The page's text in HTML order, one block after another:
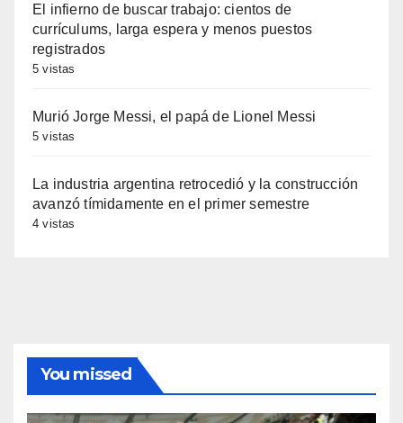
El infierno de buscar trabajo: cientos de
currículums, larga espera y menos puestos
registrados
5 vistas
Murió Jorge Messi, el papá de Lionel Messi
5 vistas
La industria argentina retrocedió y la construcción
avanzó tímidamente en el primer semestre
4 vistas
You missed